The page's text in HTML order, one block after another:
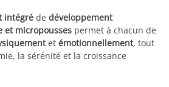
intégré de développement
et micropousses permet à chacun de
et émotionnellement, tout
la sérénité et la croissance